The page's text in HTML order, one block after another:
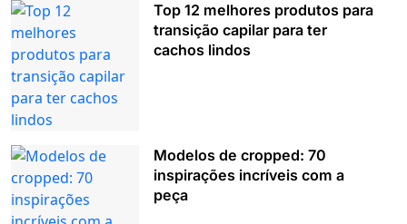
Top 12 melhores produtos para
transição capilar para ter
cachos lindos
Modelos de cropped: 70
inspirações incríveis com a
peça